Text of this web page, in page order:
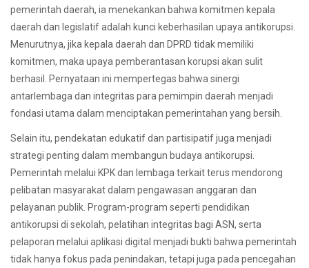
pemerintah daerah, ia menekankan bahwa komitmen kepala
daerah dan legislatif adalah kunci keberhasilan upaya antikorupsi.
Menurutnya, jika kepala daerah dan DPRD tidak memiliki
komitmen, maka upaya pemberantasan korupsi akan sulit
berhasil. Pernyataan ini mempertegas bahwa sinergi
antarlembaga dan integritas para pemimpin daerah menjadi
fondasi utama dalam menciptakan pemerintahan yang bersih.
Selain itu, pendekatan edukatif dan partisipatif juga menjadi
strategi penting dalam membangun budaya antikorupsi.
Pemerintah melalui KPK dan lembaga terkait terus mendorong
pelibatan masyarakat dalam pengawasan anggaran dan
pelayanan publik. Program-program seperti pendidikan
antikorupsi di sekolah, pelatihan integritas bagi ASN, serta
pelaporan melalui aplikasi digital menjadi bukti bahwa pemerintah
tidak hanya fokus pada penindakan, tetapi juga pada pencegahan